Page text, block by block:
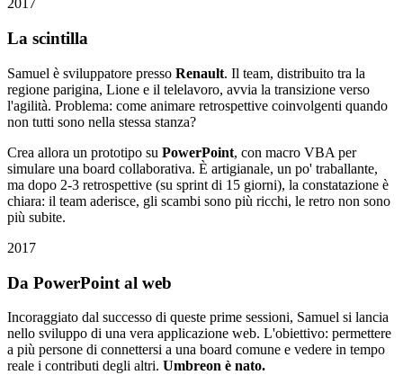
2017
La scintilla
Samuel è sviluppatore presso Renault. Il team, distribuito tra la
regione parigina, Lione e il telelavoro, avvia la transizione verso
l'agilità. Problema: come animare retrospettive coinvolgenti quando
non tutti sono nella stessa stanza?
Crea allora un prototipo su PowerPoint, con macro VBA per
simulare una board collaborativa. È artigianale, un po' traballante,
ma dopo 2-3 retrospettive (su sprint di 15 giorni), la constatazione è
chiara: il team aderisce, gli scambi sono più ricchi, le retro non sono
più subite.
2017
Da PowerPoint al web
Incoraggiato dal successo di queste prime sessioni, Samuel si lancia
nello sviluppo di una vera applicazione web. L'obiettivo: permettere
a più persone di connettersi a una board comune e vedere in tempo
reale i contributi degli altri. Umbreon è nato.